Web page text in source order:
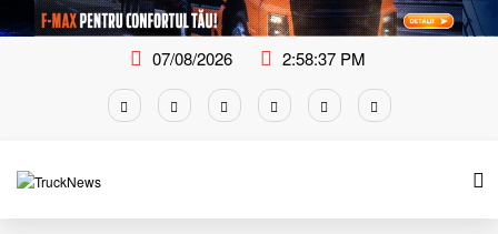
Skip
to
07/08/2026 2:58:37 PM